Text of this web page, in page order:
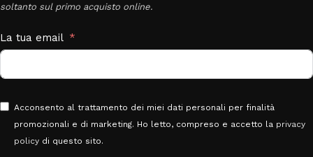
soltanto sul primo acquisto online.
La tua email
Acconsento al trattamento dei miei dati personali per finalità
promozionali e di marketing. Ho letto, compreso e accetto la privacy
policy di questo sito.